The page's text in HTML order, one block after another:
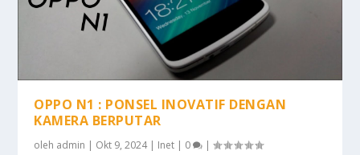
OPPO N1 : PONSEL INOVATIF DENGAN
KAMERA BERPUTAR
oleh admin | Okt 9, 2024| Inet | 0 |